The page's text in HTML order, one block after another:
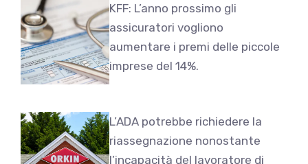
KFF: L’anno prossimo gli
assicuratori vogliono
aumentare i premi delle piccole
imprese del 14%.
L’ADA potrebbe richiedere la
riassegnazione nonostante
l’incapacità del lavoratore di